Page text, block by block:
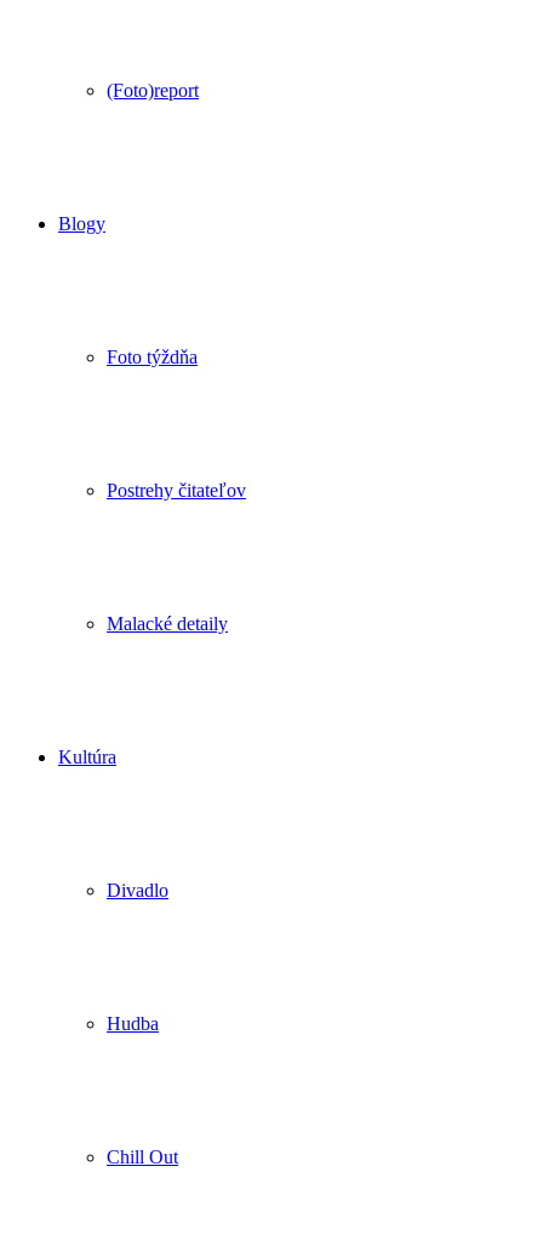
(Foto)report
Blogy
Foto týždňa
Postrehy čitateľov
Malacké detaily
Kultúra
Divadlo
Hudba
Chill Out